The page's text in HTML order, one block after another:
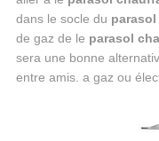
dans le socle du
de gaz de le parasol
sera une bonne
entre amis. a gaz ou